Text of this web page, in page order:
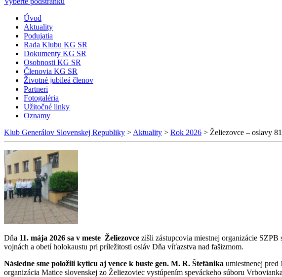
Úvod
Aktuality
Podujatia
Rada Klubu KG SR
Dokumenty KG SR
Osobnosti KG SR
Členovia KG SR
Životné jubileá členov
Partneri
Fotogaléria
Užitočné linky
Oznamy
Klub Generálov Slovenskej Republiky > Aktuality > Rok 2026 > Želiezovce – oslavy
Dňa 11. mája 2026 sa v meste Želiezovce zišli zástupcovia miestnej organizácie
vojnách a obetí holokaustu pri príležitosti osláv Dňa víťazstva nad fašizmom.
Následne sme položili kyticu aj vence k buste gen. M. R. Štefánika umiestnenej
organizácia Matice slovenskej zo Želiezoviec vystúpením speváckeho súboru